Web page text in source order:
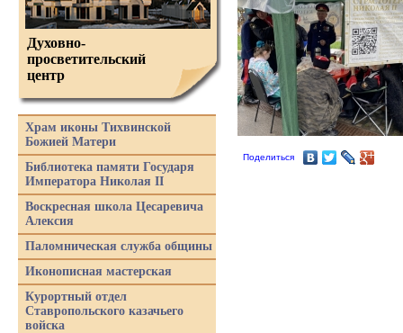
Поделиться
Духовно-
просветительский
центр
Храм иконы Тихвинской
Божией Матери
Библиотека памяти Государя
Императора Николая II
Воскресная школа Цесаревича
Алексия
Паломническая служба общины
Иконописная мастерская
Курортный отдел
Ставропольского казачьего
войска